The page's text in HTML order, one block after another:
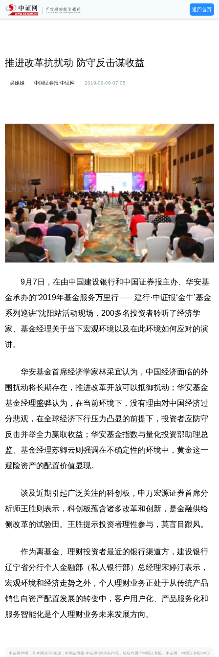
返回首页
推进改革抗扰动 防守反击谋收益
吴娟娟 中国证券报·中证网 2019-09-09 07:05
9月7日，在由中国建设银行和中国证券报主办、华安基
金承办的“2019年基金服务万里行——建行·中证报‘金牛’基金
系列巡讲”沈阳站活动现场，200多名投资者聆听了经济学
家、基金经理关于当下宏观环境以及在此环境如何应对的演
讲。
华安基金首席经济学家林采宜认为，中国经济面临的外
围扰动将长期存在，推进改革开放可以抵御扰动；华安基金
基金经理盛骅认为，在当前环境下，没有理由对中国经济过
分悲观，在全球经济下行压力凸显的前提下，投资者应防守
反击并举全力赢取收益；华安基金指数与量化投资部助理总
监、基金经理苏卿云则强调在不确定性的环境中，黄金这一
避险资产的配置价值显现。
谈及近期引起广泛关注的科创板，申万宏源证券首席分
析师王胜则表示，科创板蕴含诸多改革和创新，是金融供给
侧改革的试验田。王胜提示投资者理性参与，莫盲目跟风。
作为离基金、理财投资者最近的银行渠道方，建设银行
辽宁省分行个人金融部（私人银行部）总经理宋婷汀表示，
宏观环境和经济走势之外，个人理财业务正处于从传统产品
销售向资产配置发展的转变中，客户用户化、产品服务化和
服务智能化是个人理财业务未来发展方向。
中证网声明：凡本网注明“来源：中国证券报·中证网”的所有作品，版权均属于中国证券报、中证网。中国证券报·中证